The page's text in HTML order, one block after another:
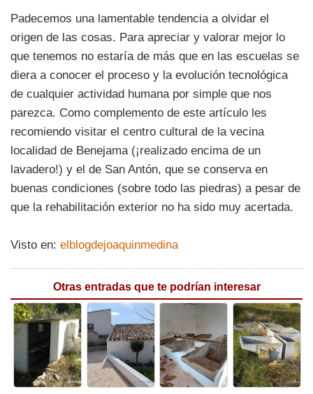
Padecemos una lamentable tendencia a olvidar el
origen de las cosas. Para apreciar y valorar mejor lo
que tenemos no estaría de más que en las escuelas se
diera a conocer el proceso y la evolución tecnológica
de cualquier actividad humana por simple que nos
parezca. Como complemento de este artículo les
recomiendo visitar el centro cultural de la vecina
localidad de Benejama (¡realizado encima de un
lavadero!) y el de San Antón, que se conserva en
buenas condiciones (sobre todo las piedras) a pesar de
que la rehabilitación exterior no ha sido muy acertada.
Visto en: elblogdejoaquinmedina
Otras entradas que te podrían interesar